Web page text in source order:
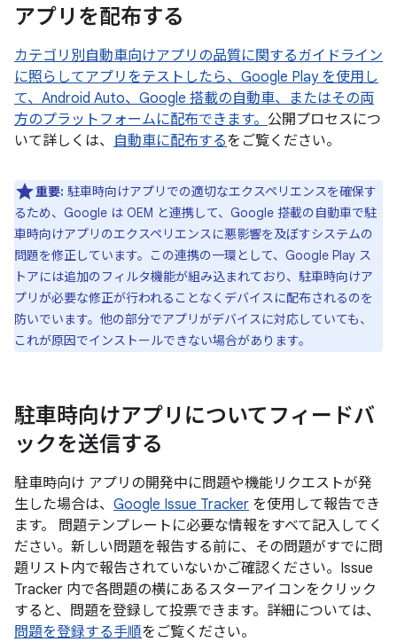
アプリを配布する
カテゴリ別自動車向けアプリの品質に関するガイドライン
に照らしてアプリをテストしたら、Google Play を使用し
て、Android Auto、Google 搭載の自動車、またはその両
方のプラットフォームに配布できます。 公開プロセスにつ
いて詳しくは、 自動車に配布するをご覧ください。
重要: 駐車時向けアプリでの適切なエクスペリエンスを確保す
るため、Google は OEM と連携して、Google 搭載の自動車で駐
車時向けアプリのエクスペリエンスに悪影響を及ぼすシステムの
問題を修正しています。この連携の一環として、Google Play ス
トアには追加のフィルタ機能が組み込まれており、駐車時向けア
プリが必要な修正が行われることなくデバイスに配布されるのを
防いでいます。他の部分でアプリがデバイスに対応していても、
これが原因でインストールできない場合があります。
駐車時向けアプリについてフィードバ
ックを送信する
駐車時向け アプリの開発中に問題や機能リクエストが発
生した場合は、 Google Issue Tracker を使用して報告でき
ます。 問題テンプレートに必要な情報をすべて記入してく
ださい。新しい問題を報告する前に、その問題がすでに問
題リスト内で報告されていないかご確認ください。Issue
Tracker 内で各問題の横にあるスターアイコンをクリック
すると、問題を登録して投票できます。詳細については、
問題を登録する手順をご覧ください。